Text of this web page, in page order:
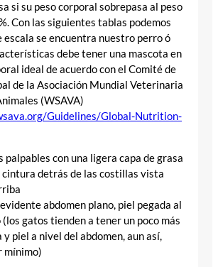
si su peso corporal sobrepasa al peso
Con las siguientes tablas podemos
escala se encuentra nuestro perro ó
debe tener una mascota en
ideal de acuerdo con el Comité de
de la Asociación Mundial Veterinaria
(WSAVA)
Guidelines/Global-Nutrition-
palpables con una ligera capa de grasa
detrás de las costillas vista
abdomen plano, piel pegada al
(los gatos tienden a tener un poco más
y piel a nivel del abdomen, aun así,
mínimo)